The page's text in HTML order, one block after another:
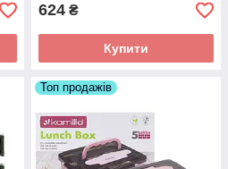
624 ₴
Купити
Топ продажів